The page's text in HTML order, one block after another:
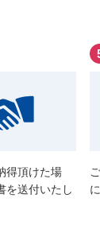
得頂けた場
を送付いたし